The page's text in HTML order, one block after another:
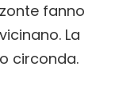
fanno
La
circonda.